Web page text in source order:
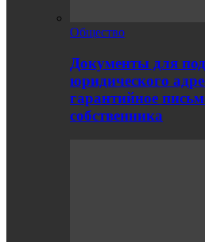
Общество
Документы для
юридического
гарантийное
собственника